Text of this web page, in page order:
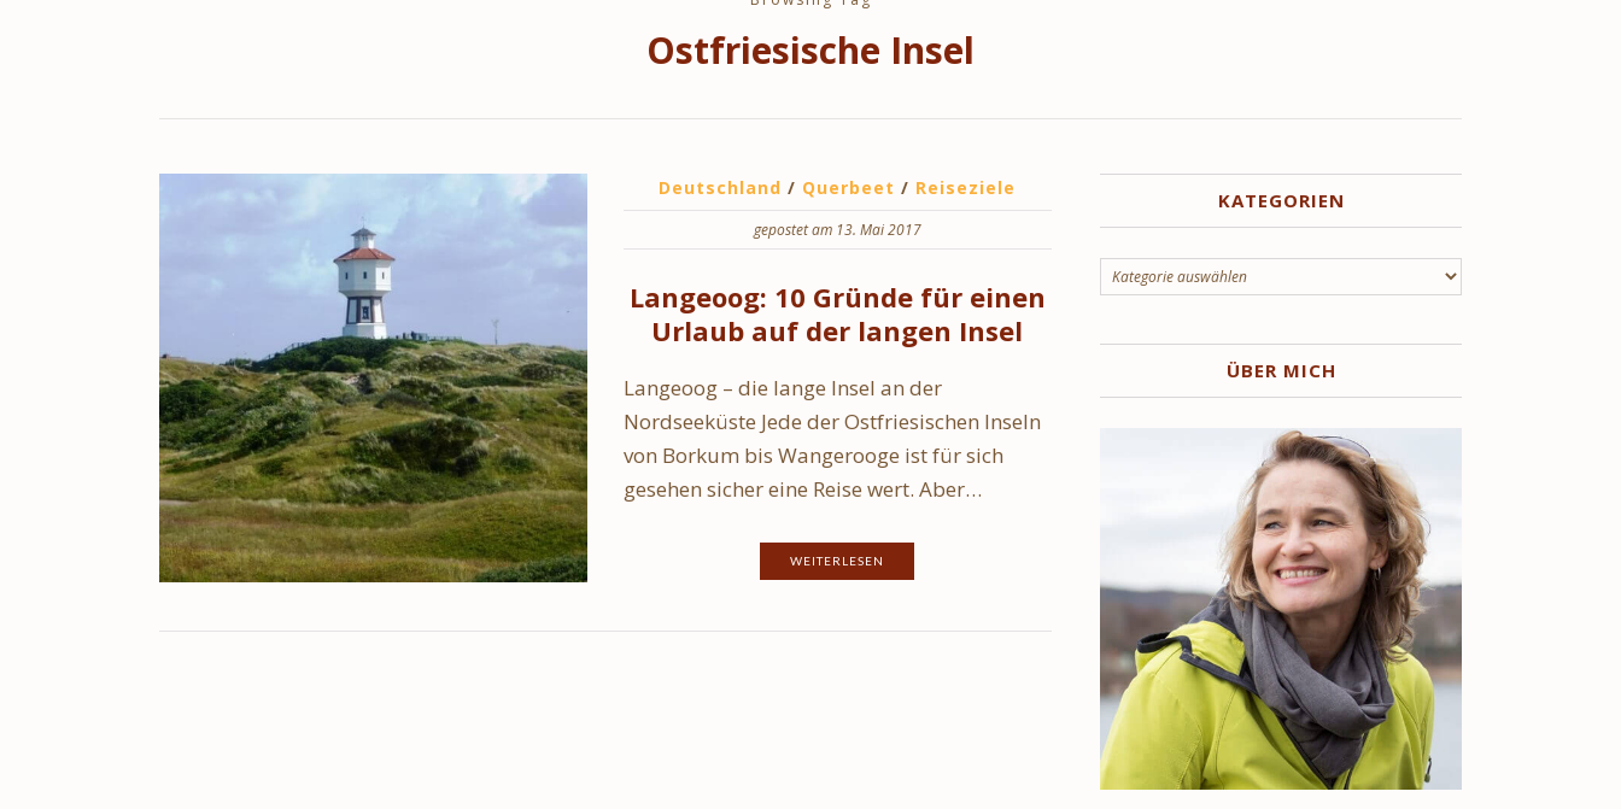
Ostfriesische Insel
Deutschland / Querbeet / Reiseziele
gepostet am 13. Mai 2017
Langeoog: 10 Gründe für einen
Urlaub auf der langen Insel
Langeoog – die lange Insel an der
Nordseeküste Jede der Ostfriesischen Inseln
von Borkum bis Wangerooge ist für sich
gesehen sicher eine Reise wert. Aber…
WEITERLESEN
KATEGORIEN
Kategorien
ÜBER MICH